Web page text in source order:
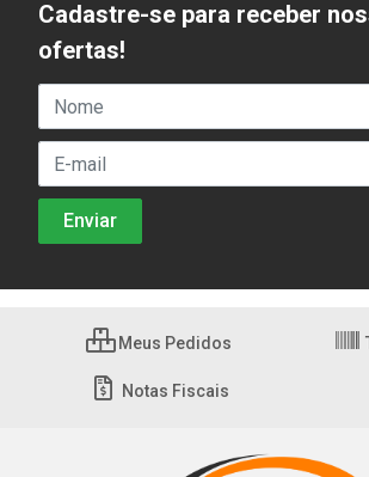
Cadastre-se para receber
ofertas!
Meus Pedidos
Notas Fiscais